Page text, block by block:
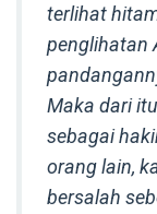
terlihat
penglihatan
Maka dari
sebagai
orang lain,
bersalah